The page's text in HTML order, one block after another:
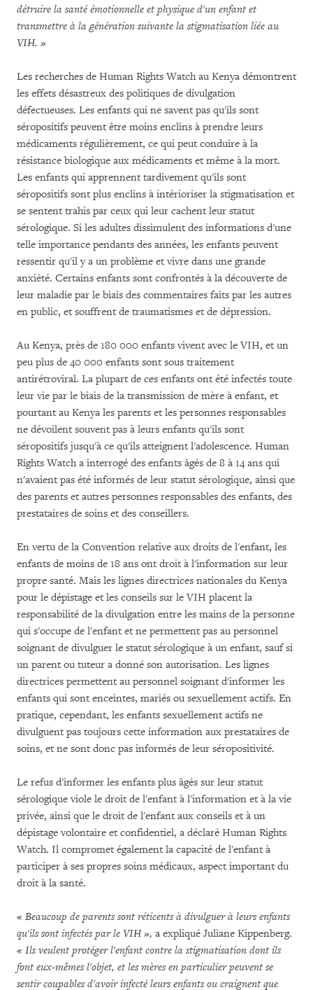
détruire la santé émotionnelle et physique d'un enfant et
transmettre à la génération suivante la stigmatisation liée au
VIH. »
Les recherches de Human Rights Watch au Kenya démontrent
les effets désastreux des politiques de divulgation
défectueuses. Les enfants qui ne savent pas qu'ils sont
séropositifs peuvent être moins enclins à prendre leurs
médicaments régulièrement, ce qui peut conduire à la
résistance biologique aux médicaments et même à la mort.
Les enfants qui apprennent tardivement qu'ils sont
séropositifs sont plus enclins à intérioriser la stigmatisation et
se sentent trahis par ceux qui leur cachent leur statut
sérologique. Si les adultes dissimulent des informations d'une
telle importance pendants des années, les enfants peuvent
ressentir qu'il y a un problème et vivre dans une grande
anxiété. Certains enfants sont confrontés à la découverte de
leur maladie par le biais des commentaires faits par les autres
en public, et souffrent de traumatismes et de dépression.
Au Kenya, près de 180 000 enfants vivent avec le VIH, et un
peu plus de 40 000 enfants sont sous traitement
antirétroviral. La plupart de ces enfants ont été infectés toute
leur vie par le biais de la transmission de mère à enfant, et
pourtant au Kenya les parents et les personnes responsables
ne dévoilent souvent pas à leurs enfants qu'ils sont
séropositifs jusqu'à ce qu'ils atteignent l'adolescence. Human
Rights Watch a interrogé des enfants âgés de 8 à 14 ans qui
n'avaient pas été informés de leur statut sérologique, ainsi que
des parents et autres personnes responsables des enfants, des
prestataires de soins et des conseillers.
En vertu de la Convention relative aux droits de l'enfant, les
enfants de moins de 18 ans ont droit à l'information sur leur
propre santé. Mais les lignes directrices nationales du Kenya
pour le dépistage et les conseils sur le VIH placent la
responsabilité de la divulgation entre les mains de la personne
qui s'occupe de l'enfant et ne permettent pas au personnel
soignant de divulguer le statut sérologique à un enfant, sauf si
un parent ou tuteur a donné son autorisation. Les lignes
directrices permettent au personnel soignant d'informer les
enfants qui sont enceintes, mariés ou sexuellement actifs. En
pratique, cependant, les enfants sexuellement actifs ne
divulguent pas toujours cette information aux prestataires de
soins, et ne sont donc pas informés de leur séropositivité.
Le refus d'informer les enfants plus âgés sur leur statut
sérologique viole le droit de l'enfant à l'information et à la vie
privée, ainsi que le droit de l'enfant aux conseils et à un
dépistage volontaire et confidentiel, a déclaré Human Rights
Watch. Il compromet également la capacité de l'enfant à
participer à ses propres soins médicaux, aspect important du
droit à la santé.
« Beaucoup de parents sont réticents à divulguer à leurs enfants
qu'ils sont infectés par le VIH », a expliqué Juliane Kippenberg.
« Ils veulent protéger l'enfant contre la stigmatisation dont ils
font eux-mêmes l'objet, et les mères en particulier peuvent se
sentir coupables d'avoir infecté leurs enfants ou craignent que